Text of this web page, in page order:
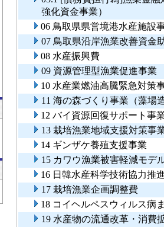
強化資金事業）
06 鳥取県県営境港水産施設
07 鳥取県沿岸漁業改善資金
08 水産振興費
09 資源管理型漁業促進事業
10 水産業燃油高騰緊急対策
11 海の森づくり事業（藻場
12 バイ資源回復サポート事
13 栽培漁業地域支援対策事
14 ギンザケ養殖支援事業
15 カワウ漁業被害軽減モデ
16 日韓水産科学技術協力推
17 栽培漁業企画調整費
18 コイヘルペスウィルス病
19 水産物の流通改革・消費